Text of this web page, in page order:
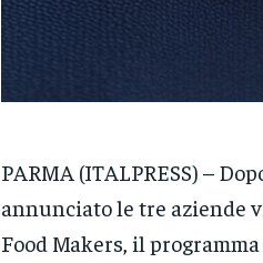
PARMA (ITALPRESS) –
annunciato le tre aziende
Food Makers, il